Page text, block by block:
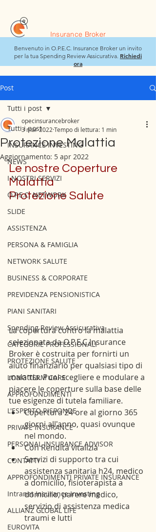
Benvenuto in O.P.E.C. Insurance Broker un invito
per la tua Spending Review Assicurativa. Richiedi
ora
Insurance Broker
Post
Tutti i post
INSURANCE INVESTING
NEWS
I NOSTRI SERVIZI
O.P.E.C. NETWORK
SLIDE
ASSISTENZA
PERSONA & FAMIGLIA
NETWORK SALUTE
BUSINESS & CORPORATE
PREVIDENZA PENSIONISTICA
PIANI SANITARI
Spending Review Assicurativa
CATEGORIE PROFESSIONALI
PROTEZIONE SALUTE
LONG TERM CARE
APPROFONDIMENTI
L'ESPERTO RISPONDE
PRIVATE INSURANCE
PERSONAL INSURANCE ADVISOR
CONTATTI
APPROFONDIMENTI PRIVATE INSURANCE
Intranet Insurance Investing
ALLIANZ GLOBAL LIFE
EUROVITA
Tutti i post
Protezione Malattia
opecinsurancebroker
3 mar 2022 Tempo di lettura: 1 min
Aggiornamento: 5 apr 2022
Le nostre Coperture
Malattia
Protezione Salute
La copertura contro la malattia
selezionata da O.P.E.C.Insurance
Broker è costruita per fornirti un
aiuto finanziario per qualsiasi tipo di
malattia. Puoi scegliere e modulare a
piacere le coperture sulla base delle
tue esigenze di tutela familiare.
Copertura 24 ore al giorno 365
giorni all'anno, quasi ovunque
nel mondo.
Con Rendita vitalizia
Servizi di supporto tra cui
assistenza sanitaria h24, medico
a domicilio, fisioterapista a
domicilio, parere medico,
servizio di assistenza medica
traumi e lutti